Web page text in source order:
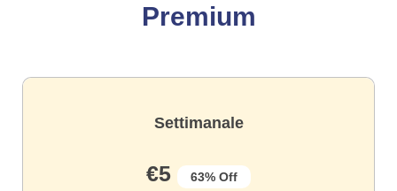
Premium
Settimanale
€5 63% Off